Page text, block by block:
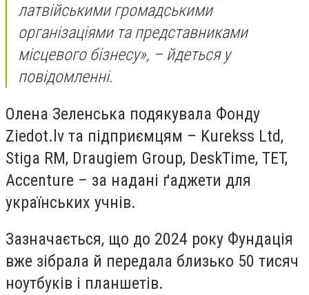
латвійськими громадськими
організаціями та представниками
місцевого бізнесу», – йдеться у
повідомленні.
Олена Зеленська подякувала Фонду
Ziedot.lv та підприємцям – Kurekss Ltd,
Stiga RM, Draugiem Group, DeskTime, TET,
Accenture – за надані ґаджети для
українських учнів.
Зазначається, що до 2024 року Фундація
вже зібрала й передала близько 50 тисяч
ноутбуків і планшетів.